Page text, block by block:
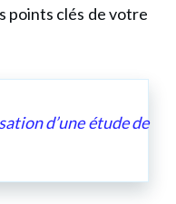
points clés de votre
d’une étude de